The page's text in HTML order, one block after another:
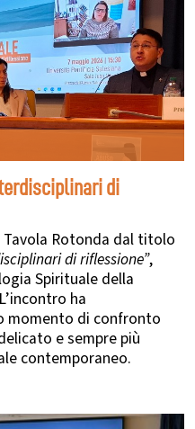
di
Rotonda dal titolo
di riflessione”,
Spirituale della
ha
momento di confronto
e sempre più
contemporaneo.